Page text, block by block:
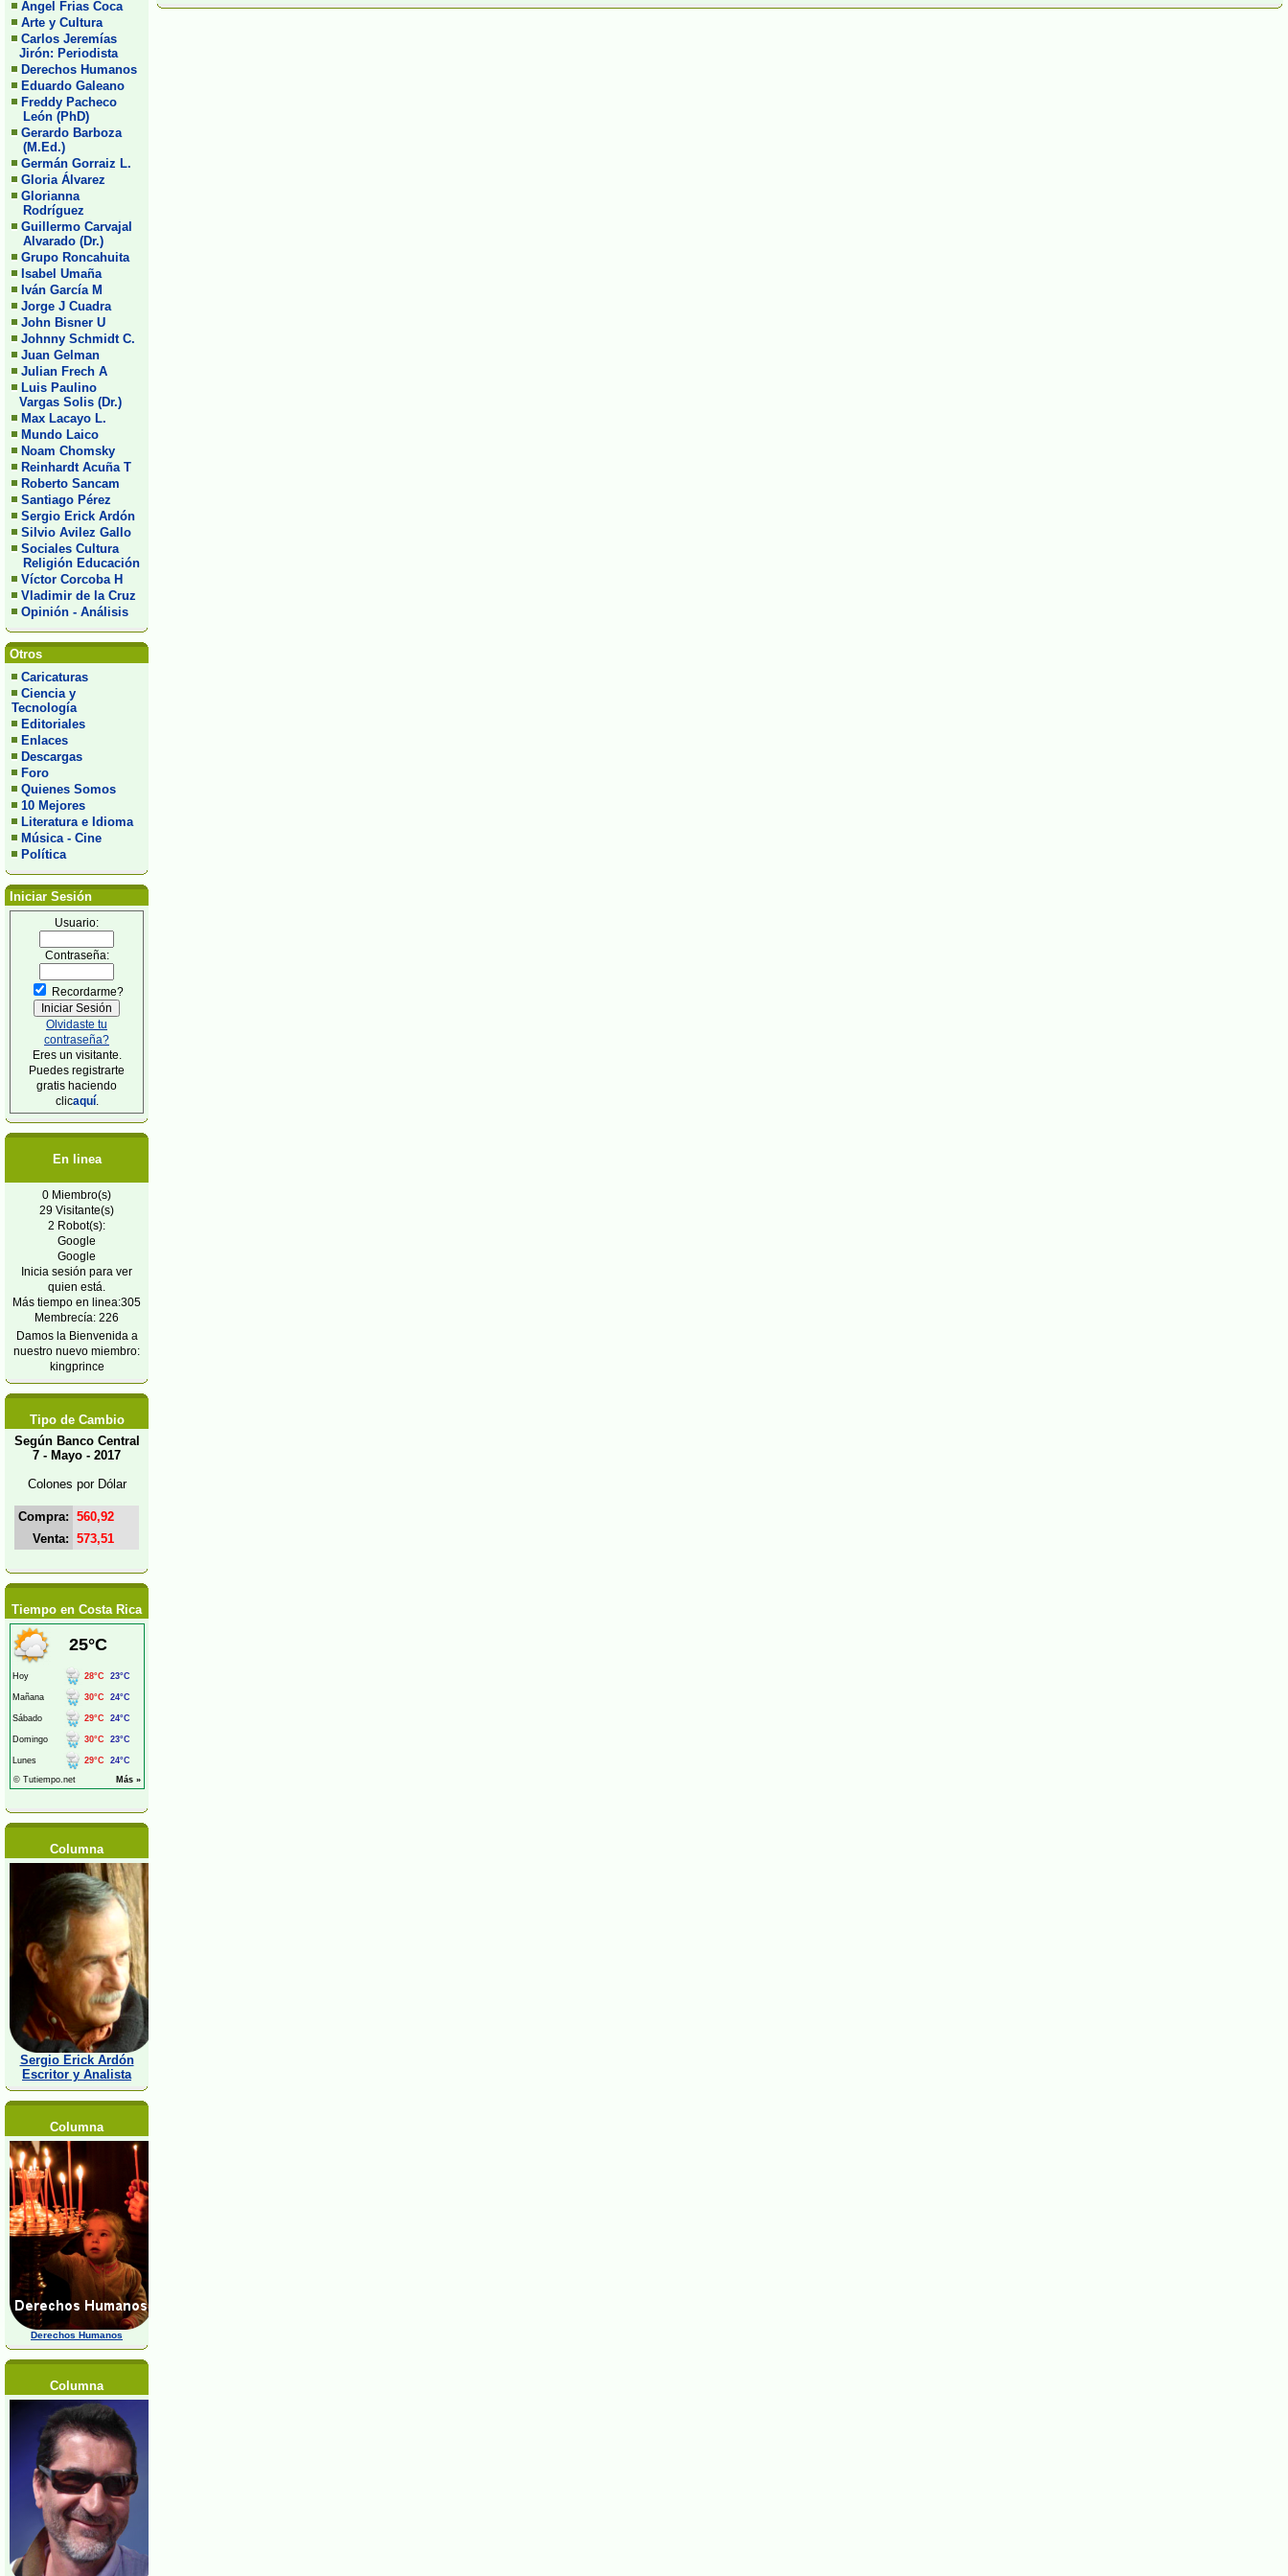
Angel Frias Coca
Arte y Cultura
Carlos Jeremías
Jirón: Periodista
Derechos Humanos
Eduardo Galeano
Freddy Pacheco
León (PhD)
Gerardo Barboza
(M.Ed.)
Germán Gorraiz L.
Gloria Álvarez
Glorianna
Rodríguez
Guillermo Carvajal
Alvarado (Dr.)
Grupo Roncahuita
Isabel Umaña
Iván García M
Jorge J Cuadra
John Bisner U
Johnny Schmidt C.
Juan Gelman
Julian Frech A
Luis Paulino
Vargas Solis (Dr.)
Max Lacayo L.
Mundo Laico
Noam Chomsky
Reinhardt Acuña T
Roberto Sancam
Santiago Pérez
Sergio Erick Ardón
Silvio Avilez Gallo
Sociales Cultura
Religión Educación
Víctor Corcoba H
Vladimir de la Cruz
Opinión - Análisis
Otros
Caricaturas
Ciencia y
Tecnología
Editoriales
Enlaces
Descargas
Foro
Quienes Somos
10 Mejores
Literatura e Idioma
Música - Cine
Política
Iniciar Sesión
Usuario:
Contraseña:
Recordarme?
Olvidaste tu
contraseña?
Eres un visitante.
Puedes registrarte
gratis haciendo
clicaquí.
En linea
0 Miembro(s)
29 Visitante(s)
2 Robot(s):
Google
Google
Inicia sesión para ver
quien está.
Más tiempo en linea:305
Membrecía: 226
Damos la Bienvenida a
nuestro nuevo miembro:
kingprince
Tipo de Cambio
Según Banco Central
7 - Mayo - 2017
Colones por Dólar
Compra: 560,92
Venta: 573,51
Tiempo en Costa Rica
Columna
Sergio Erick Ardón
Escritor y Analista
Columna
Derechos Humanos
Columna